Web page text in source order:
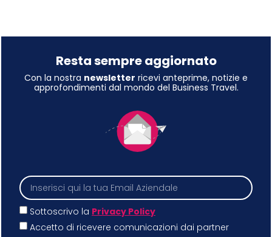
Resta sempre aggiornato
Con la nostra newsletter ricevi anteprime, notizie e
approfondimenti dal mondo del Business Travel.
Sottoscrivo la Privacy Policy
Accetto di ricevere comunicazioni dai partner